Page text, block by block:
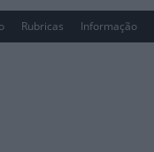
Rubricas Informação